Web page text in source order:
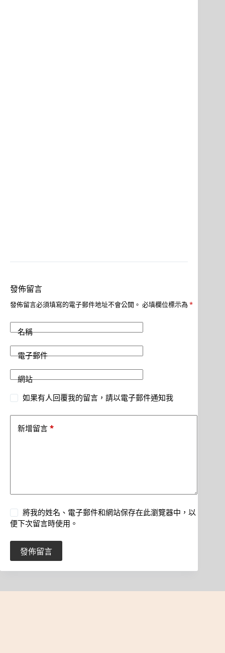
發佈留言
發佈留言必須填寫的電子郵件地址不會公開。 必填欄位標示為 *
名稱
電子郵件
網站
如果有人回覆我的留言，請以電子郵件通知我
新增留言 *
將我的姓名、電子郵件和網站保存在此瀏覽器中，以
便下次留言時使用。
發佈留言